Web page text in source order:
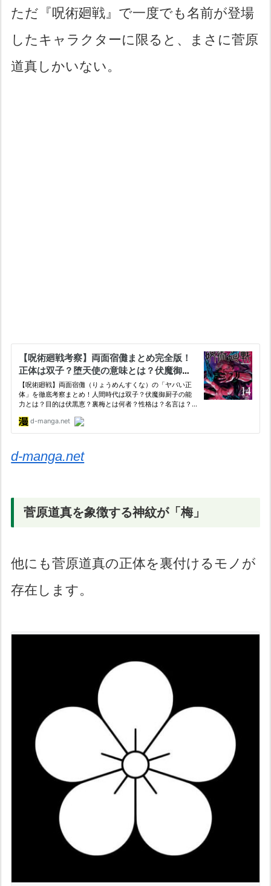
ただ『呪術廻戦』で一度でも名前が登場
したキャラクターに限ると、まさに菅原
道真しかいない。
d-manga.net
菅原道真を象徴する神紋が「梅」
他にも菅原道真の正体を裏付けるモノが
存在します。